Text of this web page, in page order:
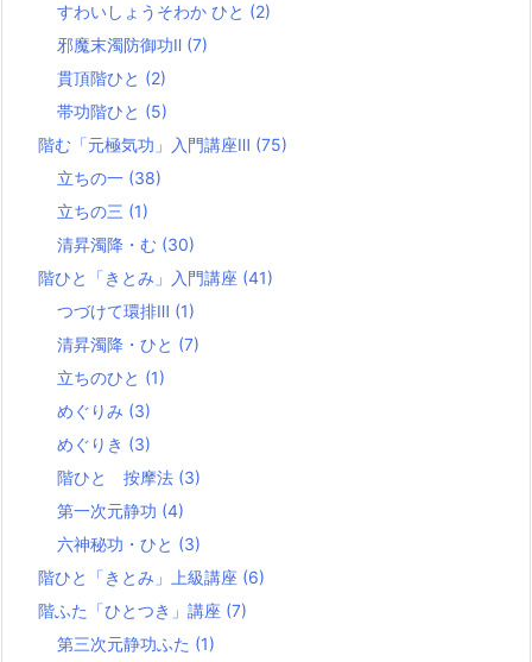
すわいしょうそわか ひと (2)
邪魔末濁防御功Ⅱ (7)
貫頂階ひと (2)
帯功階ひと (5)
階む「元極気功」入門講座Ⅲ (75)
立ちの一 (38)
立ちの三 (1)
清昇濁降・む (30)
階ひと「きとみ」入門講座 (41)
つづけて環排Ⅲ (1)
清昇濁降・ひと (7)
立ちのひと (1)
めぐりみ (3)
めぐりき (3)
階ひと 按摩法 (3)
第一次元静功 (4)
六神秘功・ひと (3)
階ひと「きとみ」上級講座 (6)
階ふた「ひとつき」講座 (7)
第三次元静功ふた (1)